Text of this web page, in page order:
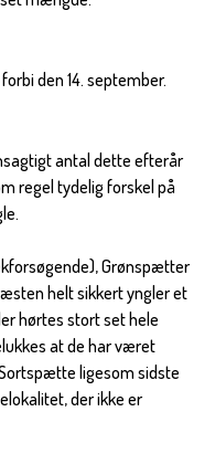
den 14. september.
antal dette efterår
regel tydelig forskel på
Grønspætter
helt sikkert yngler et
hørtes stort set hele
at de har været
ligesom sidste
der ikke er